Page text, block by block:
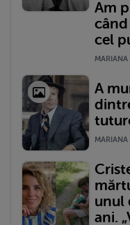
Am
când
cel
A
unul
ani.